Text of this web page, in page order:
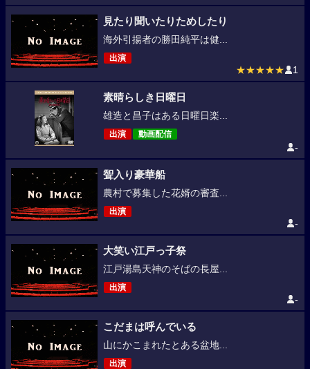
見たり聞いたりためしたり
海外引揚者の勝田純平は健...
出演
★★★★★ 1
素晴らしき日曜日
雄造と昌子はある日曜日楽...
出演 動画配信
-
聟入り豪華船
農村で募集した花婿の審査...
出演
-
大笑い江戸っ子祭
江戸湯島天神のそばの長屋...
出演
-
こだまは呼んでいる
山にかこまれたとある盆地...
出演